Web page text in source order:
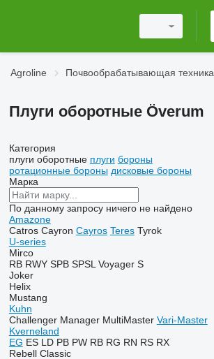
Agroline Почвообрабатывающая техника
Плуги оборотные Överum
Категория
плуги оборотные плуги бороны
ротационные бороны дисковые бороны
Марка
По данному запросу ничего не найдено
Amazone
Catros Cayron Cayros Teres Tyrok
U-series
Mirco
RB RWY SPB SPSL Voyager S
Joker
Helix
Mustang
Kuhn
Challenger Manager MultiMaster Vari-Master
Kverneland
EG ES LD PB PW RB RG RN RS RX
Rebell Classic